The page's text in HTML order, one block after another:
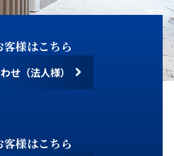
客様はこちら
せ（法人様）
客様はこちら